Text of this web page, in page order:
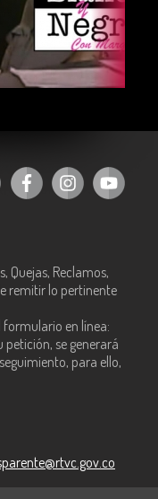
COMPARTIR
Quejas, Reclamos,
remitir lo pertinente
formulario en línea:
petición, se generará
para ello,